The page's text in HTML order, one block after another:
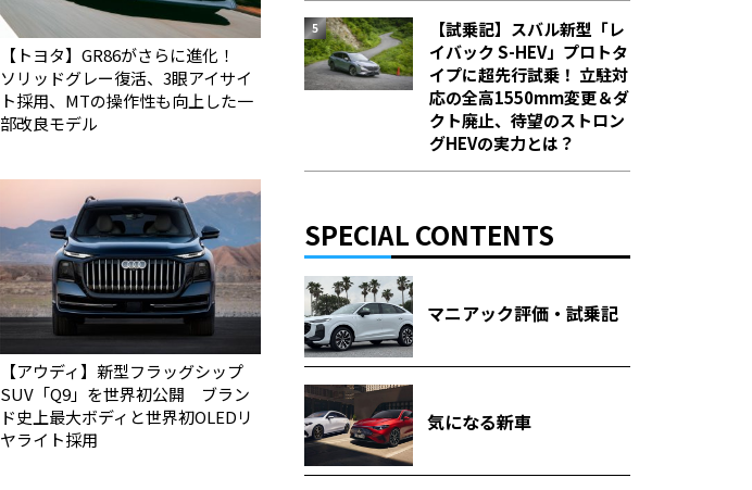
【トヨタ】GR86がさらに進化！
ソリッドグレー復活、3眼アイサイ
ト採用、MTの操作性も向上した一
部改良モデル
【アウディ】新型フラッグシップ
SUV「Q9」を世界初公開 ブラン
ド史上最大ボディと世界初OLEDリ
ヤライト採用
【試乗記】スバル新型「レ
イバック S-HEV」プロトタ
イプに超先行試乗！ 立駐対
応の全高1550mm変更＆ダ
クト廃止、待望のストロン
グHEVの実力とは？
SPECIAL CONTENTS
マニアック評価・試乗記
気になる新車